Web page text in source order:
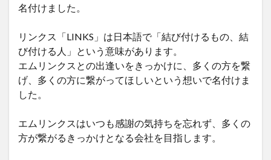
名付けました。
リンクス「LINKS」は日本語で「結び付けるもの、結
び付ける人」という意味があります。
エムリンクスとの出逢いをきっかけに、多くの方を繋
げ、多くの方に繋がってほしいという想いで名付けま
した。
エムリンクスはいつも感謝の気持ちを忘れず、多くの
方が繋がるきっかけとなる会社を目指します。